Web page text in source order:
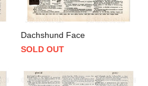
Dachshund Face
SOLD OUT